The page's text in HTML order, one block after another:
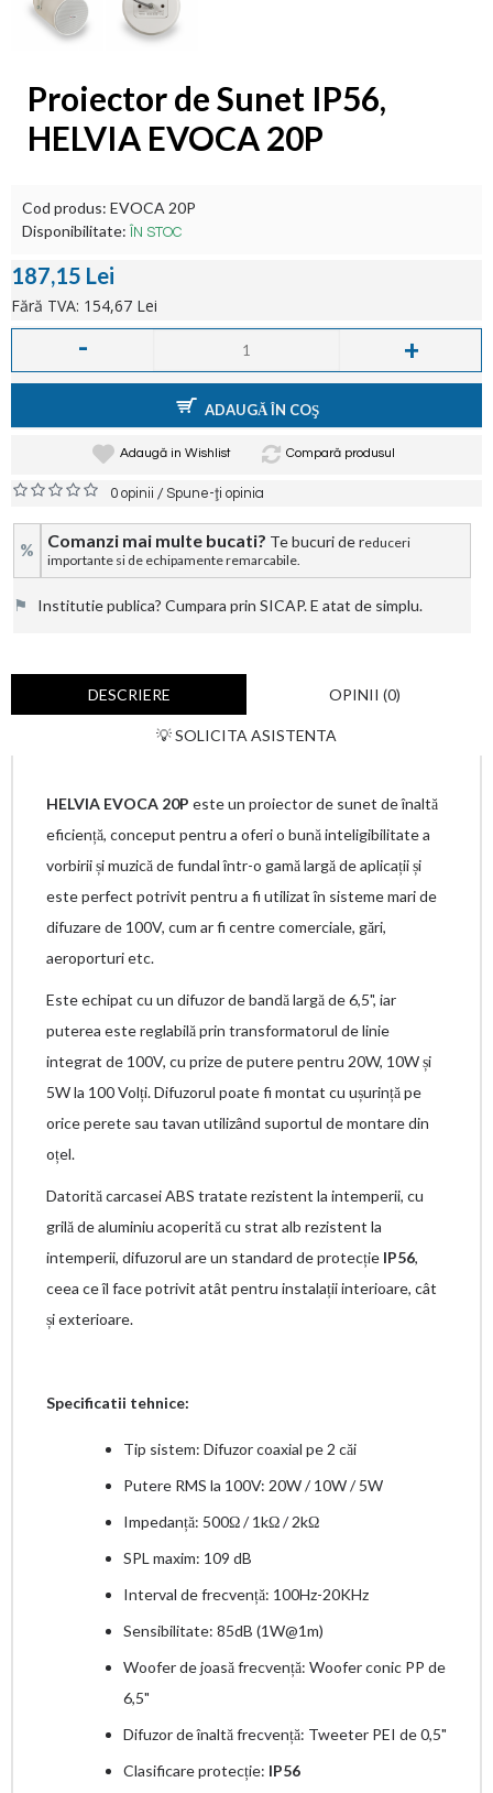
Proiector de Sunet IP56,
HELVIA EVOCA 20P
Cod produs: EVOCA 20P
Disponibilitate:
ÎN STOC
187,15 Lei
Fără TVA: 154,67 Lei
- +
ADAUGĂ ÎN COŞ
Adaugă in Wishlist Compară produsul
0 opinii /Spune-ţi opinia
% Comanzi mai multe bucati? Te bucuri de reduceri
importante si de echipamente remarcabile.
⚑ Institutie publica? Cumpara prin SICAP. E atat de simplu.
DESCRIERE OPINII (0)
💡 SOLICITA ASISTENTA
HELVIA EVOCA 20P este un proiector de sunet de înaltă
eficiență, conceput pentru a oferi o bună inteligibilitate a
vorbirii și muzică de fundal într-o gamă largă de aplicații și
este perfect potrivit pentru a fi utilizat în sisteme mari de
difuzare de 100V, cum ar fi centre comerciale, gări,
aeroporturi etc.
Este echipat cu un difuzor de bandă largă de 6,5", iar
puterea este reglabilă prin transformatorul de linie
integrat de 100V, cu prize de putere pentru 20W, 10W și
5W la 100 Volți. Difuzorul poate fi montat cu ușurință pe
orice perete sau tavan utilizând suportul de montare din
oțel.
Datorită carcasei ABS tratate rezistent la intemperii, cu
grilă de aluminiu acoperită cu strat alb rezistent la
intemperii, difuzorul are un standard de protecție IP56,
ceea ce îl face potrivit atât pentru instalații interioare, cât
și exterioare.
Specificatii tehnice:
Tip sistem: Difuzor coaxial pe 2 căi
Putere RMS la 100V: 20W / 10W / 5W
Impedanță: 500Ω / 1kΩ / 2kΩ
SPL maxim: 109 dB
Interval de frecvență: 100Hz-20KHz
Sensibilitate: 85dB (1W@1m)
Woofer de joasă frecvență: Woofer conic PP de
6,5"
Difuzor de înaltă frecvență: Tweeter PEI de 0,5"
Clasificare protecție: IP56